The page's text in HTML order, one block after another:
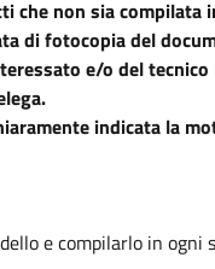
che non sia compilata
di fotocopia del
e/o del tecnico
indicata la
e compilarlo in ogni